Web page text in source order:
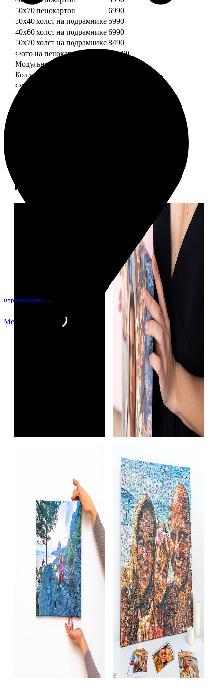
Определение...
Меню
50х70 пенокартон
6990
30х40 холст на подрамнике 5990
40х60 холст на подрамнике 6990
50х70 холст на подрамнике 8490
Фото на пенокартоне
от 690
Модульный пенокартон
Коллаж на пенокартоне
ФотоМозаика
30х40 пенокартон
Примеры работ